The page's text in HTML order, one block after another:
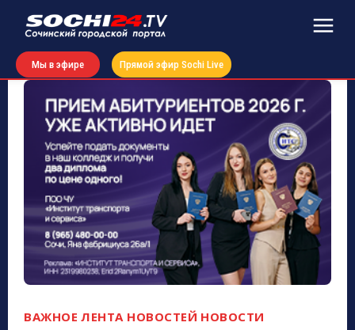
Мы в эфире Прямой эфир Sochi Live
ВАЖНОЕ ЛЕНТА НОВОСТЕЙ НОВОСТИ